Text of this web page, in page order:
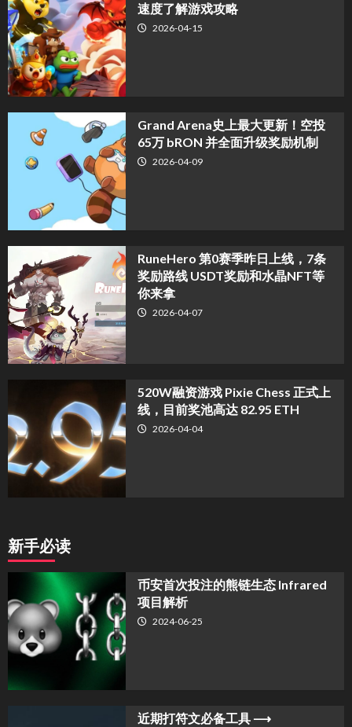
速度了解游戏攻略
2026-04-15
Grand Arena史上最大更新！空投
65万 bRON 并全面升级奖励机制
2026-04-09
RuneHero 第0赛季昨日上线，7条
奖励路线 USDT奖励和水晶NFT等
你来拿
2026-04-07
520W融资游戏 Pixie Chess 正式上
线，目前奖池高达 82.95 ETH
2026-04-04
新手必读
币安首次投注的熊链生态 Infrared
项目解析
2024-06-25
近期打符文必备工具 ⟶